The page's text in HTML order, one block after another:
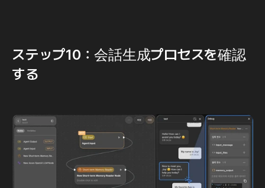
ステップ10：会話生成プロセスを確認
する